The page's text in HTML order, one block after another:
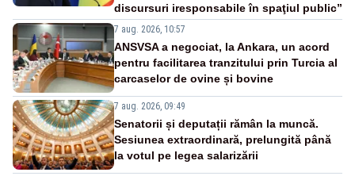
discursuri iresponsabile în spaţiul public”
7 aug. 2026, 10:57
ANSVSA a negociat, la Ankara, un acord
pentru facilitarea tranzitului prin Turcia al
carcaselor de ovine și bovine
7 aug. 2026, 09:49
Senatorii și deputații rămân la muncă.
Sesiunea extraordinară, prelungită până
la votul pe legea salarizării